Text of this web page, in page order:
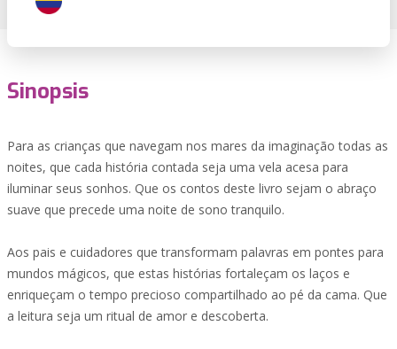
Sinopsis
Para as crianças que navegam nos mares da imaginação todas as
noites, que cada história contada seja uma vela acesa para
iluminar seus sonhos. Que os contos deste livro sejam o abraço
suave que precede uma noite de sono tranquilo.
Aos pais e cuidadores que transformam palavras em pontes para
mundos mágicos, que estas histórias fortaleçam os laços e
enriqueçam o tempo precioso compartilhado ao pé da cama. Que
a leitura seja um ritual de amor e descoberta.